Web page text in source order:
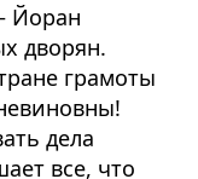
Йоран
дворян.
грамоты
дела
все, что